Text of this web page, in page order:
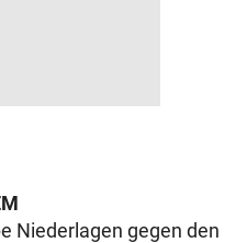
Niederlagen gegen den